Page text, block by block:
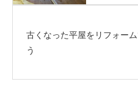
古くなった平屋をリフォー
う